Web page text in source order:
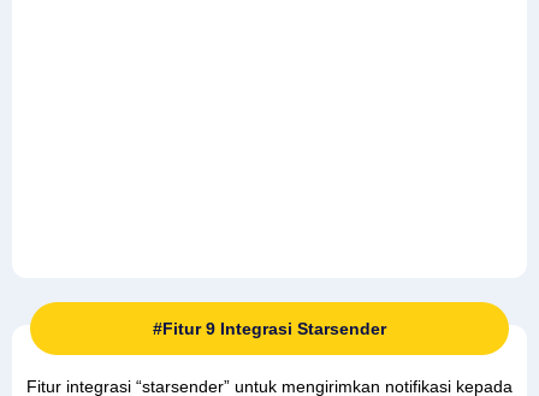
#Fitur 9 Integrasi Starsender
Fitur integrasi “starsender” untuk mengirimkan notifikasi kepada